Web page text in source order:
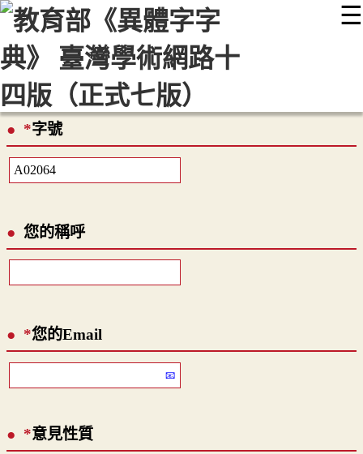
☰
::: 最新消息 常見問題 編輯說明
顯示模式
網站導覽
*字號
您的稱呼
*您的Email
*意見性質